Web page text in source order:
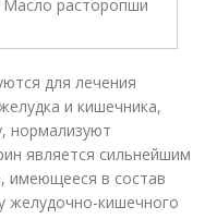
для лечения
и кишечника,
нормализуют
является сильнейшим
имеющееся в состав
желудочно-кишечного